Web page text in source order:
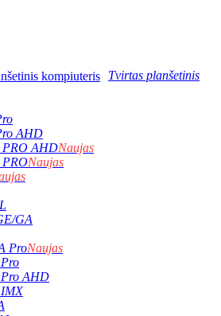
Tvirtas planšetinis
AHD
PRO AHDNaujas
PRONaujas
GA
ProNaujas
AHD